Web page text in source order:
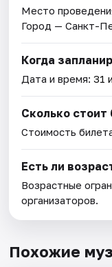
Место
Город — Санкт-
Когда
Дата и время:31
Сколько стоит
Стоимость
Есть ли
Возрастные
организаторов.
Похожие